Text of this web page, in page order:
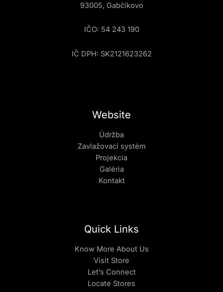
93005, Gabčíkovo
IČO: 54 243 190
IČ DPH: SK2121623262
Website
Údržba
Zavlažovací systém
Projekcia
Galéria
Kontakt
Quick Links
Know More About Us
Visit Store
Let’s Connect
Locate Stores